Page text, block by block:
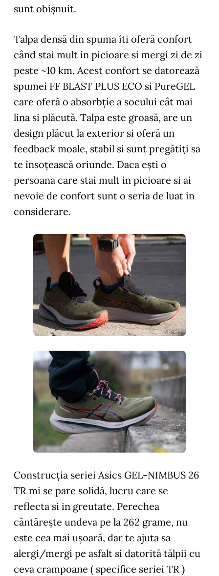
sunt obișnuit.
Talpa densă din spuma îti oferă confort
când stai mult in picioare si mergi zi de zi
peste ~10 km. Acest confort se datorează
spumei FF BLAST PLUS ECO si PureGEL
care oferă o absorbție a socului cât mai
lina si plăcută. Talpa este groasă, are un
design plăcut la exterior si oferă un
feedback moale, stabil si sunt pregătiți sa
te însoțească oriunde. Daca ești o
persoana care stai mult in picioare si ai
nevoie de confort sunt o seria de luat in
considerare.
Construcția seriei Asics GEL-NIMBUS 26
TR mi se pare solidă, lucru care se
reflecta si in greutate. Perechea
cântărește undeva pe la 262 grame, nu
este cea mai ușoară, dar te ajuta sa
alergi/mergi pe asfalt si datorită tălpii cu
ceva crampoane ( specifice seriei TR )